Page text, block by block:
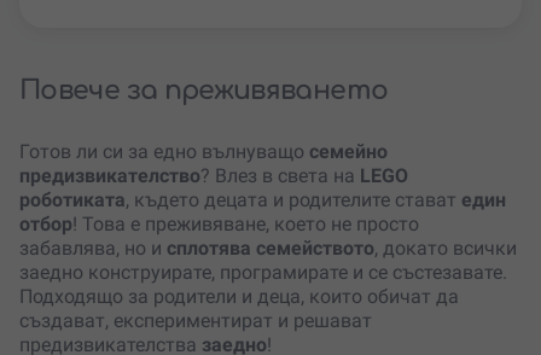
Повече за преживяването
Готов ли си за едно вълнуващо семейно
предизвикателство? Влез в света на LEGO
роботиката, където децата и родителите стават един
отбор! Това е преживяване, което не просто
забавлява, но и сплотява семейството, докато всички
заедно конструирате, програмирате и се състезавате.
Подходящо за родители и деца, които обичат да
създават, експериментират и решават
предизвикателства заедно!